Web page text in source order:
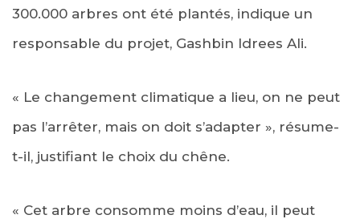
300.000 arbres ont été plantés, indique un
responsable du projet, Gashbin Idrees Ali.
« Le changement climatique a lieu, on ne peut
pas l’arrêter, mais on doit s’adapter », résume-
t-il, justifiant le choix du chêne.
« Cet arbre consomme moins d’eau, il peut